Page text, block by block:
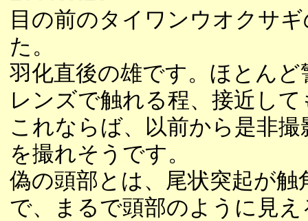
目の前のタイワンウオクサ
た。
羽化直後の雄です。ほとん
レンズで触れる程、接近し
これならば、以前から是非
を撮れそうです。
偽の頭部とは、尾状突起が
で、まるで頭部のように見